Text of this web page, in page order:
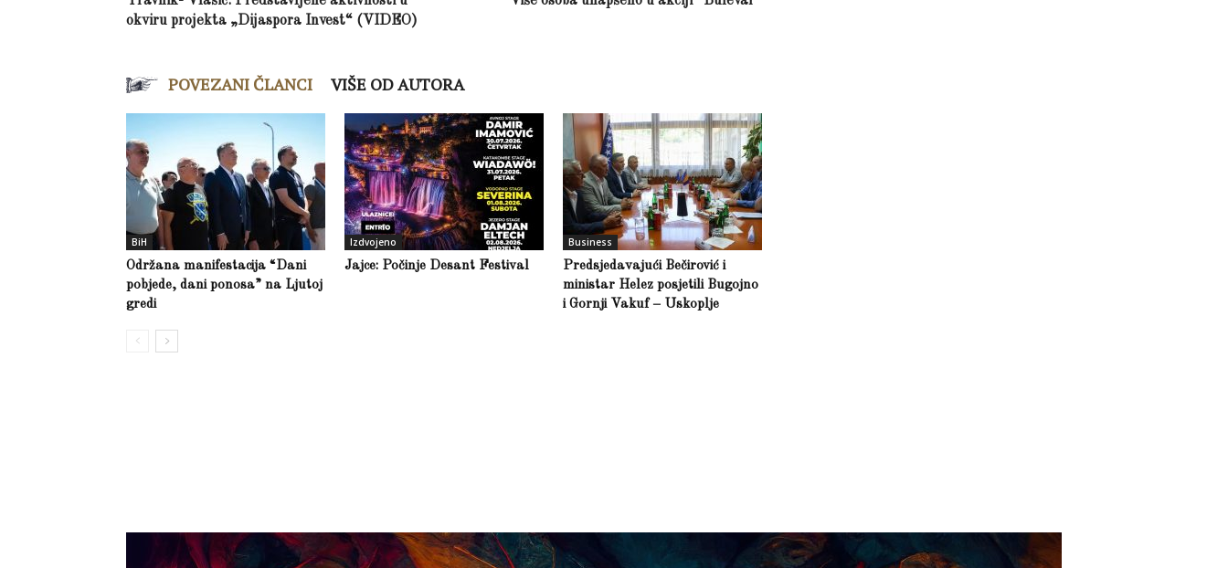
okviru projekta „Dijaspora Invest“ (VIDEO)
POVEZANI ČLANCI VIŠE OD AUTORA
BiH
Održana manifestacija “Dani
pobjede, dani ponosa” na Ljutoj
gredi
Izdvojeno
Jajce: Počinje Desant Festival
Business
Predsjedavajući Bečirović i
ministar Helez posjetili Bugojno
i Gornji Vakuf – Uskoplje